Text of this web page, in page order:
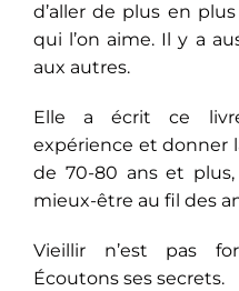
d’aller de plus en
qui l’on aime. Il y a
aux autres.
Elle a écrit ce
expérience et donner
de 70-80 ans et
mieux-être au fil des
Vieillir n’est pas
Écoutons ses secrets.